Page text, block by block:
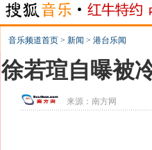
音乐频道首页 > 新闻 > 港台乐闻
徐若瑄自曝被
来源： 南方网